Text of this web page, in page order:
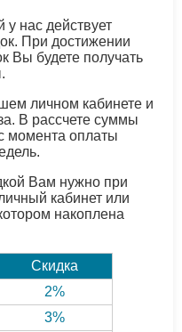
у нас действует
При достижении
Вы будете получать
личном кабинете и
В рассчете суммы
момента оплаты
Вам нужно при
кабинет или
накоплена
Скидка
2%
3%